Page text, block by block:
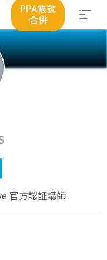
PPA帳號
合併
官方認証講師